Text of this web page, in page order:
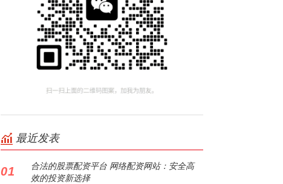
最近发表
01
合法的股票配资平台 网络配资网站：安全高
效的投资新选择